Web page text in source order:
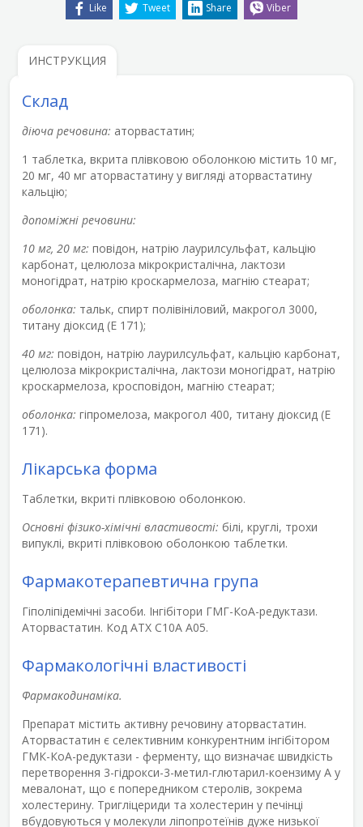
Like Tweet Share Viber
ИНСТРУКЦИЯ
Склад
діюча речовина: аторвастатин;
1 таблетка, вкрита плівковою оболонкою містить 10 мг,
20 мг, 40 мг аторвастатину у вигляді аторвастатину
кальцію;
допоміжні речовини:
10 мг, 20 мг: повідон, натрію лаурилсульфат, кальцію
карбонат, целюлоза мікрокристалічна, лактози
моногідрат, натрію кроскармелоза, магнію стеарат;
оболонка: тальк, спирт полівініловий, макрогол 3000,
титану діоксид (Е 171);
40 мг: повідон, натрію лаурилсульфат, кальцію карбонат,
целюлоза мікрокристалічна, лактози моногідрат, натрію
кроскармелоза, кросповідон, магнію стеарат;
оболонка: гіпромелоза, макрогол 400, титану діоксид (Е
171).
Лікарська форма
Таблетки, вкриті плівковою оболонкою.
Основні фізико-хімічні властивості: білі, круглі, трохи
випуклі, вкриті плівковою оболонкою таблетки.
Фармакотерапевтична група
Гіполіпідемічні засоби. Інгібітори ГМГ-КоА-редуктази.
Аторвастатин. Код АТХ С10А А05.
Фармакологічні властивості
Фармакодинаміка.
Препарат містить активну речовину аторвастатин.
Аторвастатин є селективним конкурентним інгібітором
ГМК-КоА-редуктази - ферменту, що визначає швидкість
перетворення 3-гідрокси-3-метил-глютарил-коензиму A у
мевалонат, що є попередником стеролів, зокрема
холестерину. Тригліцериди та холестерин у печінці
вбудовуються у молекули ліпопротеїнів дуже низької